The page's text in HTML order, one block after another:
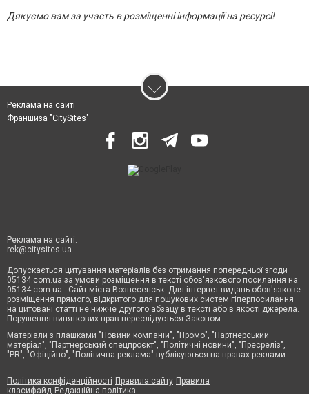
Дякуємо вам за участь в розміщенні інформації на ресурсі!
Реклама на сайті
Франшиза "CitySites"
Реклама на сайті:
rek@citysites.ua
Допускається цитування матеріалів без отримання попередньої згоди
05134.com.ua за умови розміщення в тексті обов'язкового посилання на
05134.com.ua - Сайт міста Вознесенськ. Для інтернет-видань обов'язкове
розміщення прямого, відкритого для пошукових систем гіперпосилання
на цитовані статті не нижче другого абзацу в тексті або в якості джерела.
Порушення виняткових прав переслідується Законом.
Матеріали з плашками "Новини компаній", "Промо", "Партнерський
матеріал", "Партнерський спецпроєкт", "Політичні новини", "Пресреліз",
"PR", "Офіційно", "Політична реклама" публікуються на правах реклами.
Політика конфіденційності Правила сайту Правила
класифайд Редакційна політика